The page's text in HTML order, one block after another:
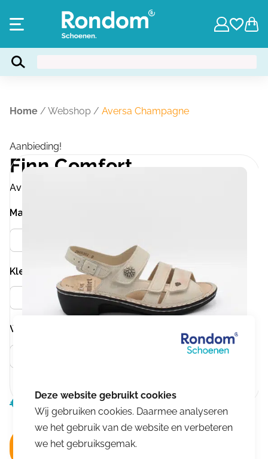
Home / Webshop / Aversa Champagne
Aanbieding!
Finn Comfort
Aversa Champagne
Kleur
Maat
Wijdtemaat
€ 149,00Oorspronkelijke
prijs
was:
€149,00.
€ 81,95 Huidige
prijs
is:
€81,95.
In winkelwagen
Wij gebruiken cookies. Daarmee analyseren
we het gebruik van de website en verbeteren
we het gebruiksgemak.